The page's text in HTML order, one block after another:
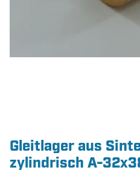
Gleitlager aus
zylindrisch A-